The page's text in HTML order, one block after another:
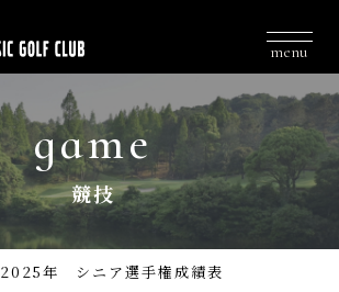
menu
game
競技
2025年 シニア選手権成績表